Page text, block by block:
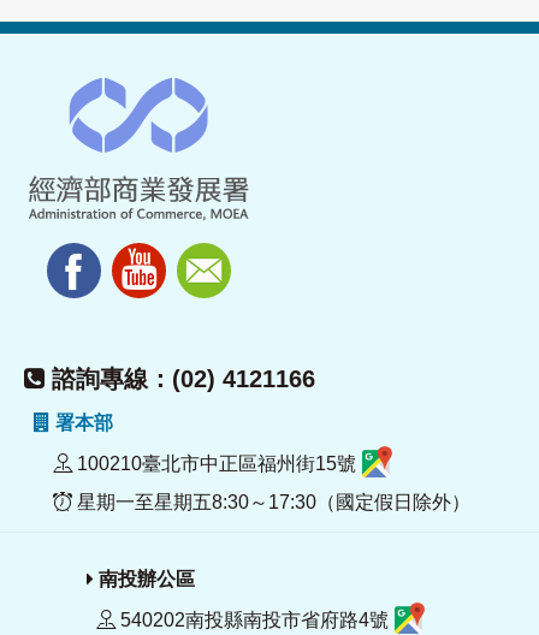
諮詢專線：(02) 4121166
署本部
100210臺北市中正區福州街15號
星期一至星期五8:30～17:30（國定假日除外）
南投辦公區
540202南投縣南投市省府路4號